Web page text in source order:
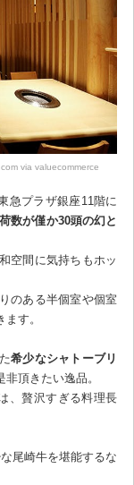
via valuecommerce
急プラザ銀座11階に
数が僅か30頭の幻と
空間に気持ちもホッ
のある半個室や個室
す。
希少なシャトーブリ
頂きたい逸品。
、贅沢すぎる料理長
尾崎牛を堪能するな